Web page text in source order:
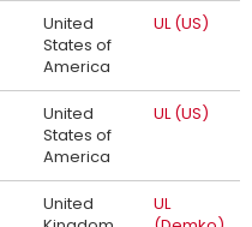
United
States of
America
UL (US)
United
States of
America
UL (US)
United
UL